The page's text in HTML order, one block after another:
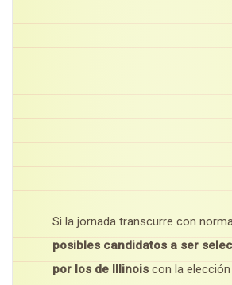
Si la jornada transcurre con
posibles candidatos a ser
por los de Illinois con la